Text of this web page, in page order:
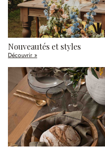
Nouveautés et styles
Découvrir »